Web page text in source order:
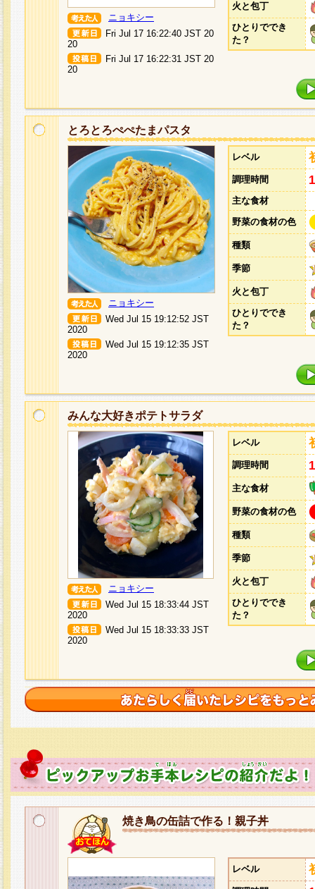
ニョキシー
Fri Jul 17 16:22:40 JST 20
20
Fri Jul 17 16:22:31 JST 20
20
火と包丁
ひとりででき
た？
とろとろぺぺたまパスタ
ニョキシー
Wed Jul 15 19:12:52 JST
2020
Wed Jul 15 19:12:35 JST
2020
レベル
調理時間
主な食材
野菜の食材の色
種類
季節
火と包丁
ひとりででき
た？
みんな大好きポテトサラダ
ニョキシー
Wed Jul 15 18:33:44 JST
2020
Wed Jul 15 18:33:33 JST
2020
レベル
調理時間
主な食材
野菜の食材の色
種類
季節
火と包丁
ひとりででき
た？
焼き鳥の缶詰で作る！親子丼
レベル